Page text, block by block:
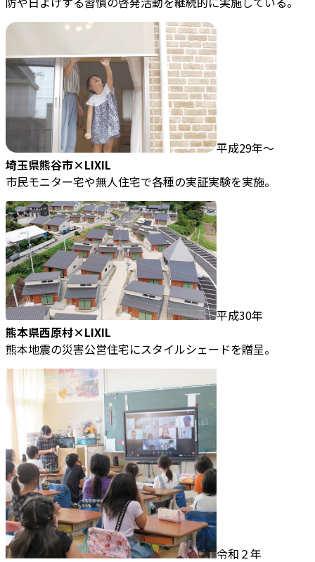
平成29年～
埼玉県熊谷市×LIXIL
市民モニター宅や無人住宅で各種の実証実験を実施。
平成30年
熊本県西原村×LIXIL
熊本地震の災害公営住宅にスタイルシェードを贈呈。
令和２年